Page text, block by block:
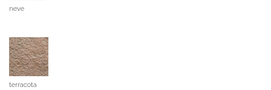
neve
terracota